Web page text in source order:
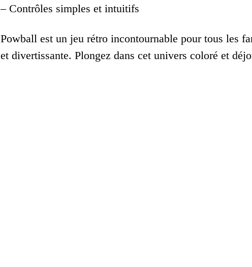
– Contrôles simples et intuitifs
Powball est un jeu rétro incontournable pour tous les
et divertissante. Plongez dans cet univers coloré et